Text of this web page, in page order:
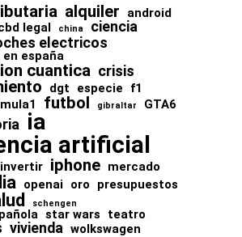
alquiler android
legal china ciencia
electricos
españa
cuantica crisis
dgt especie
f1
futbol gibraltar
GTA6
ia
artificial
invertir iphone mercado
openai oro
presupuestos
schengen
star wars
teatro
vivienda wolkswagen